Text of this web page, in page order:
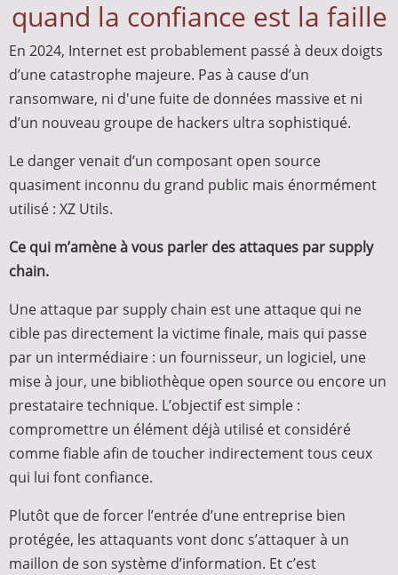
quand la confiance est la faille
En 2024, Internet est probablement passé à deux doigts
d’une catastrophe majeure. Pas à cause d’un
ransomware, ni d'une fuite de données massive et ni
d’un nouveau groupe de hackers ultra sophistiqué.
Le danger venait d’un composant open source
quasiment inconnu du grand public mais énormément
utilisé : XZ Utils.
Ce qui m’amène à vous parler des attaques par supply
chain.
Une attaque par supply chain est une attaque qui ne
cible pas directement la victime finale, mais qui passe
par un intermédiaire : un fournisseur, un logiciel, une
mise à jour, une bibliothèque open source ou encore un
prestataire technique. L’objectif est simple :
compromettre un élément déjà utilisé et considéré
comme fiable afin de toucher indirectement tous ceux
qui lui font confiance.
Plutôt que de forcer l’entrée d’une entreprise bien
protégée, les attaquants vont donc s’attaquer à un
maillon de son système d’information. Et c’est